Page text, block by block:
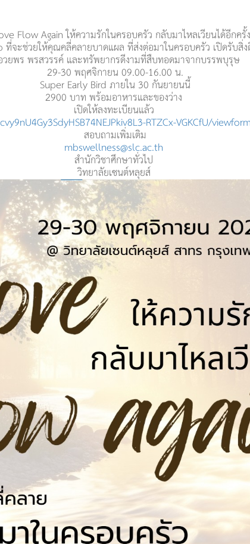
Flow Againให้ความรักในครอบครัว กลับมาไหลเวียนได้อีกครั้ง
ที่จะช่วยให้คุณคลี่คลายบาดแผล ที่ส่งต่อมาในครอบครัว เปิดรับสิ่
วยพร พรสวรรค์และทรัพยากรดีงามที่สืบทอดมาจากบรรพบุรุษ
29-30 พฤศจิกายน09.00-16.00 น.
Super Early Bird ภายใน 30 กันยายนนี้
2900 บาท พร้อมอาหารและของว่าง
เปิดให้ลงทะเบียนแล้ว
3-RTZCx-VGKCfU/
สอบถามเพิ่มเติม
mbswellness@slc.ac.th
สำนักวิชาศึกษาทั่วไป
วิทยาลัยเซนต์หลุยส์